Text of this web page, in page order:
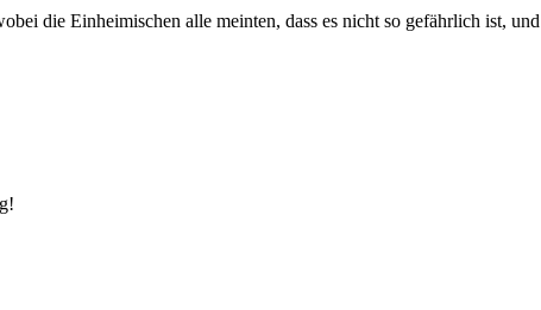
die Einheimischen alle meinten, dass es nicht so gefährlich ist,